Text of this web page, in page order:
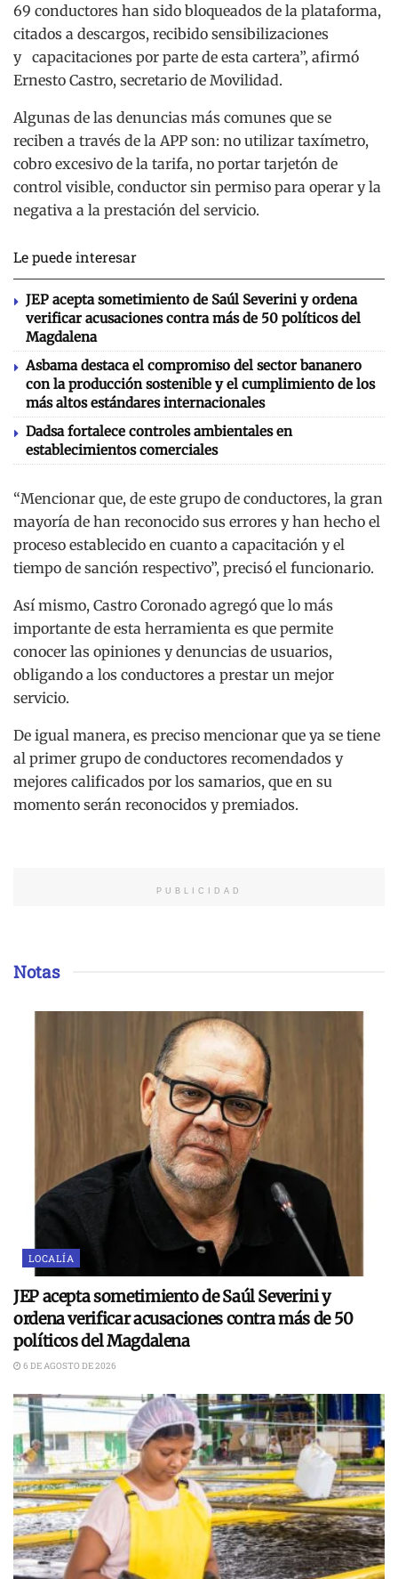
69 conductores han sido bloqueados de la plataforma,
citados a descargos, recibido sensibilizaciones
y capacitaciones por parte de esta cartera”, afirmó
Ernesto Castro, secretario de Movilidad.
Algunas de las denuncias más comunes que se
reciben a través de la APP son: no utilizar taxímetro,
cobro excesivo de la tarifa, no portar tarjetón de
control visible, conductor sin permiso para operar y la
negativa a la prestación del servicio.
Le puede interesar
JEP acepta sometimiento de Saúl Severini y ordena
verificar acusaciones contra más de 50 políticos del
Magdalena
Asbama destaca el compromiso del sector bananero
con la producción sostenible y el cumplimiento de los
más altos estándares internacionales
Dadsa fortalece controles ambientales en
establecimientos comerciales
“Mencionar que, de este grupo de conductores, la gran
mayoría de han reconocido sus errores y han hecho el
proceso establecido en cuanto a capacitación y el
tiempo de sanción respectivo”, precisó el funcionario.
Así mismo, Castro Coronado agregó que lo más
importante de esta herramienta es que permite
conocer las opiniones y denuncias de usuarios,
obligando a los conductores a prestar un mejor
servicio.
De igual manera, es preciso mencionar que ya se tiene
al primer grupo de conductores recomendados y
mejores calificados por los samarios, que en su
momento serán reconocidos y premiados.
PUBLICIDAD
Notas
LOCALÍA
JEP acepta sometimiento de Saúl Severini y
ordena verificar acusaciones contra más de 50
políticos del Magdalena
6 DE AGOSTO DE 2026